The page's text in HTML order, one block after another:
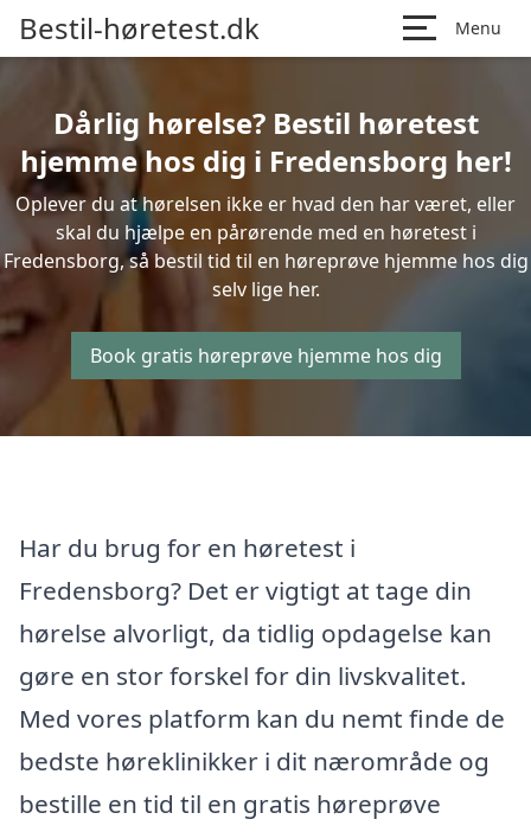
Bestil-høretest.dk Menu
Dårlig hørelse? Bestil høretest
hjemme hos dig i Fredensborg her!
Oplever du at hørelsen ikke er hvad den har været, eller
skal du hjælpe en pårørende med en høretest i
Fredensborg, så bestil tid til en høreprøve hjemme hos dig
selv lige her.
Book gratis høreprøve hjemme hos dig
Har du brug for en høretest i
Fredensborg? Det er vigtigt at tage din
hørelse alvorligt, da tidlig opdagelse kan
gøre en stor forskel for din livskvalitet.
Med vores platform kan du nemt finde de
bedste høreklinikker i dit nærområde og
bestille en tid til en gratis høreprøve